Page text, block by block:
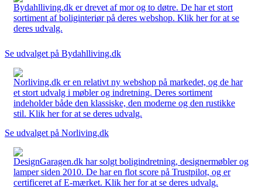
Bydahlliving.dk er drevet af mor og to døtre. De har et stort
sortiment af boliginteriør på deres webshop. Klik her for at se
deres udvalg.
Se udvalget på Bydahlliving.dk
Norliving.dk er en relativt ny webshop på markedet, og de har
et stort udvalg i møbler og indretning. Deres sortiment
indeholder både den klassiske, den moderne og den rustikke
stil. Klik her for at se deres udvalg.
Se udvalget på Norliving.dk
DesignGaragen.dk har solgt boligindretning, designermøbler og
lamper siden 2010. De har en flot score på Trustpilot, og er
certificeret af E-mærket. Klik her for at se deres udvalg.